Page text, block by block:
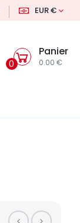
EUR €
0
Panier
0.00 €